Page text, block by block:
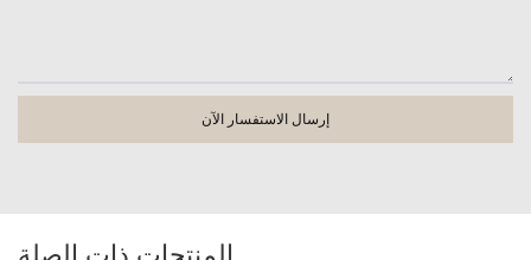
إرسال الاستفسار الآن